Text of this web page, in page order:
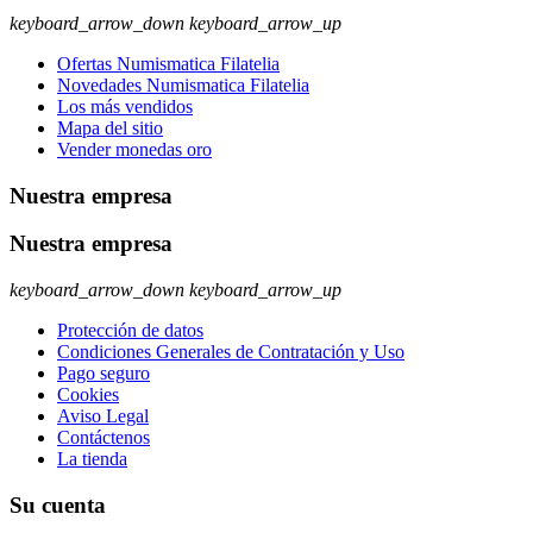
keyboard_arrow_down keyboard_arrow_up
Ofertas Numismatica Filatelia
Novedades Numismatica Filatelia
Los más vendidos
Mapa del sitio
Vender monedas oro
Nuestra empresa
Nuestra empresa
keyboard_arrow_down keyboard_arrow_up
Protección de datos
Condiciones Generales de Contratación y Uso
Pago seguro
Cookies
Aviso Legal
Contáctenos
La tienda
Su cuenta